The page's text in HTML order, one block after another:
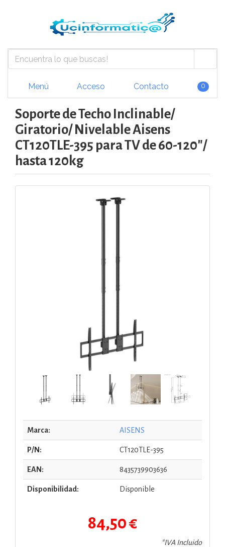
Menú Acceso Contacto 0
Soporte de Techo Inclinable/
Giratorio/ Nivelable Aisens
CT120TLE-395 para TV de 60-120"/
hasta 120kg
Marca: AISENS
P/N: CT120TLE-395
EAN: 8435739903636
Disponibilidad: Disponible
84,50 €
*IVA Incluido